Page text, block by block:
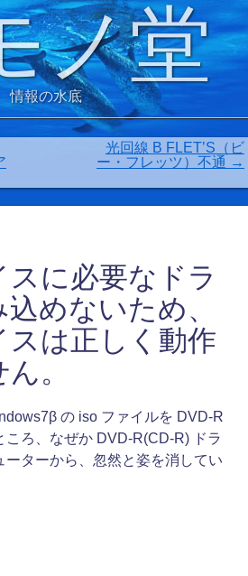
ノ堂
情報の水底
光回線 B FLET’S（ビ
ー・フレッツ）不通 →
スに必要なドラ
めないため、
スは正しく動作
。
の iso ファイルを DVD-R
ころ、なぜか DVD-R(CD-R) ドラ
ーターから、忽然と姿を消してい